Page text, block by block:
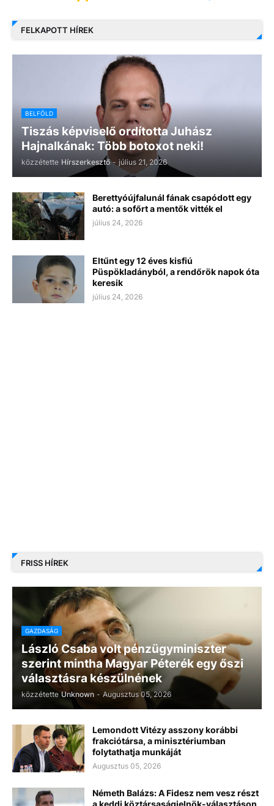
FELKAPOTT HÍREK
BELFÖLD
Tiszás képviselő ordította Juhász
Hajnalkának: Több botoxot neki!
közzétette Hírszerkesztő - július 21, 2026
Berettyóújfalunál fának csapódott egy
autó: a sofőrt a mentők vitték el
július 24, 2026
Eltűnt egy 12 éves kisfiú
Püspökladányból, a rendőrök napok óta
keresik
július 24, 2026
FRISS HÍREK
GAZDASÁG
László Csaba volt pénzügyminiszter
szerint mintha Magyar Péterék egy őszi
választásra készülnének
közzétette Unknown - Augusztus 05, 2026
Lemondott Vitézy asszony korábbi
frakciótársa, a minisztériumban
folytathatja munkáját
Augusztus 05, 2026
Németh Balázs: A Fidesz nem vesz részt